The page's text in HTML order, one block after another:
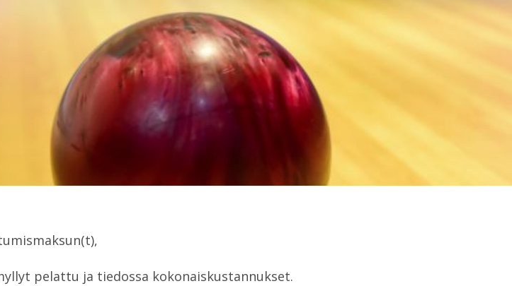
pelattu ja tiedossa kokonaiskustannukset.